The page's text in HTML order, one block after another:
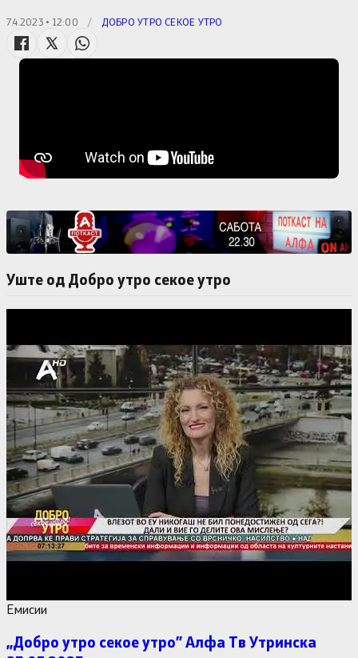
7.4.2023 • 12:00 / ДОБРО УТРО СЕКОЕ УТРО
Уште од Добро утро секое утро
Емисии
,,Добро утро секое утро” Алфa Тв Утринска